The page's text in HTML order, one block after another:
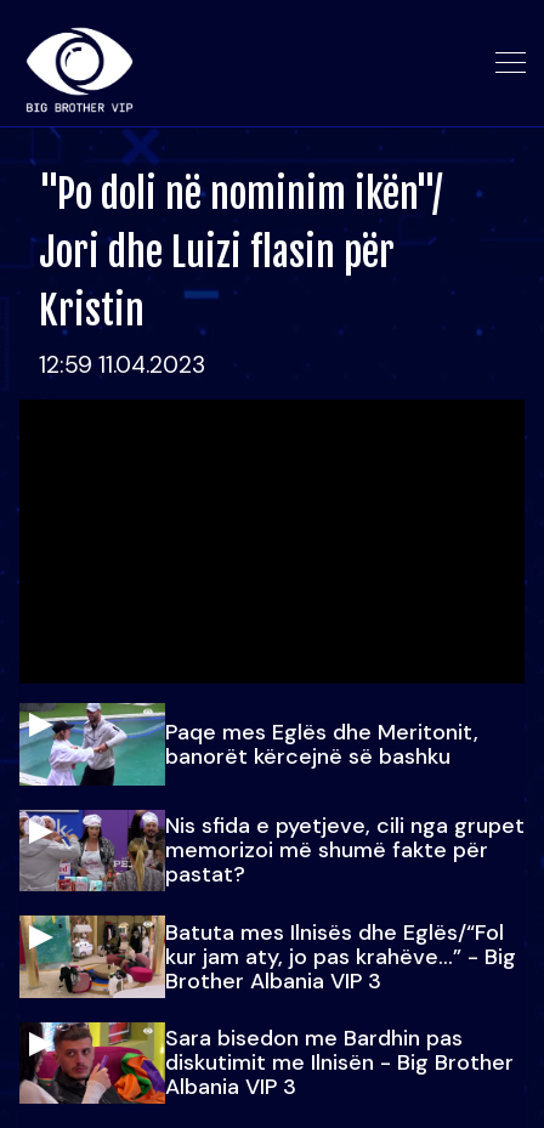
"Po doli në nominim ikën"/
Jori dhe Luizi flasin për
Kristin
12:59 11.04.2023
Paqe mes Eglës dhe Meritonit,
banorët kërcejnë së bashku
Nis sfida e pyetjeve, cili nga grupet
memorizoi më shumë fakte për
pastat?
Batuta mes Ilnisës dhe Eglës/“Fol
kur jam aty, jo pas krahëve…” - Big
Brother Albania VIP 3
Sara bisedon me Bardhin pas
diskutimit me Ilnisën - Big Brother
Albania VIP 3